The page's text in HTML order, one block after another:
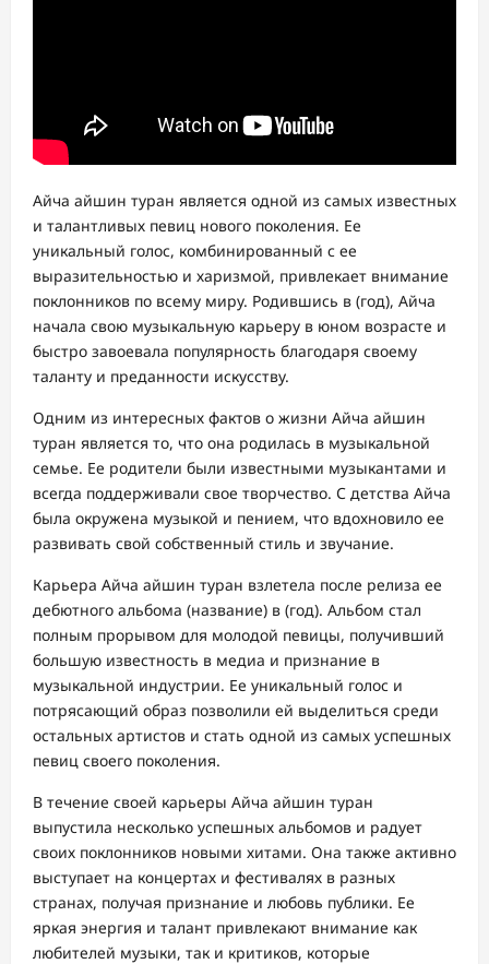
Айча айшин туран является одной из самых известных
и талантливых певиц нового поколения. Ее
уникальный голос, комбинированный с ее
выразительностью и харизмой, привлекает внимание
поклонников по всему миру. Родившись в (год), Айча
начала свою музыкальную карьеру в юном возрасте и
быстро завоевала популярность благодаря своему
таланту и преданности искусству.
Одним из интересных фактов о жизни Айча айшин
туран является то, что она родилась в музыкальной
семье. Ее родители были известными музыкантами и
всегда поддерживали свое творчество. С детства Айча
была окружена музыкой и пением, что вдохновило ее
развивать свой собственный стиль и звучание.
Карьера Айча айшин туран взлетела после релиза ее
дебютного альбома (название) в (год). Альбом стал
полным прорывом для молодой певицы, получивший
большую известность в медиа и признание в
музыкальной индустрии. Ее уникальный голос и
потрясающий образ позволили ей выделиться среди
остальных артистов и стать одной из самых успешных
певиц своего поколения.
В течение своей карьеры Айча айшин туран
выпустила несколько успешных альбомов и радует
своих поклонников новыми хитами. Она также активно
выступает на концертах и фестивалях в разных
странах, получая признание и любовь публики. Ее
яркая энергия и талант привлекают внимание как
любителей музыки, так и критиков, которые